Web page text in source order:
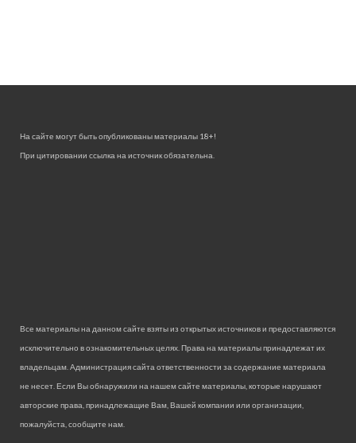
На сайте могут быть опубликованы материалы 18+!
При цитировании ссылка на источник обязательна.
Все материалы на данном сайте взяты из открытых источников и предоставляются
исключительно в ознакомительных целях. Права на материалы принадлежат их
владельцам. Администрация сайта ответственности за содержание материала
не несет. Если Вы обнаружили на нашем сайте материалы, которые нарушают
авторские права, принадлежащие Вам, Вашей компании или организации,
пожалуйста, сообщите нам.